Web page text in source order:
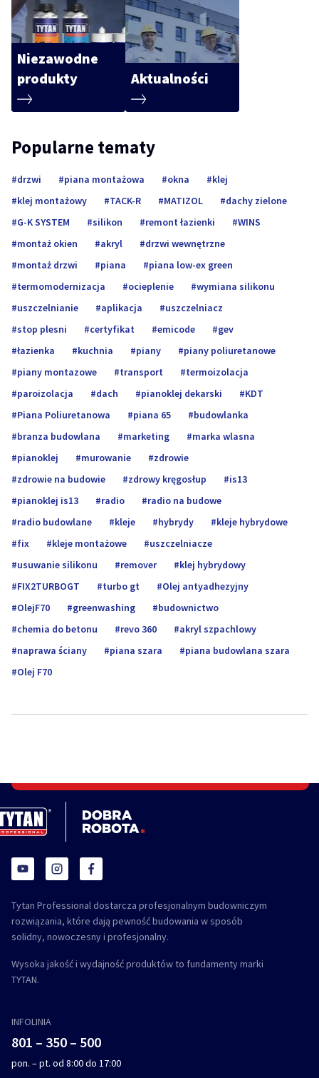
Niezawodne
produkty
Aktualności
Popularne tematy
drzwi piana montażowa okna
klej
klej montażowy
TACK-R MATIZOL
dachy zielone
G-K SYSTEM
silikon remont łazienki
WINS
montaż okien
akryl
drzwi wewnętrzne
montaż drzwi
piana
piana low-ex green
termomodernizacja
ocieplenie
wymiana silikonu
uszczelnianie
aplikacja
uszczelniacz
stop plesni
certyfikat emicode
gev
łazienka
kuchnia piany
piany poliuretanowe
piany montazowe
transport
termoizolacja
paroizolacja
dach pianoklej dekarski
KDT
Piana Poliuretanowa
piana 65
budowlanka
branza budowlana
marketing
marka wlasna
pianoklej
murowanie
zdrowie
zdrowie na budowie
zdrowy kręgosłup
is13
pianoklej is13
radio
radio na budowe
radio budowlane
kleje hybrydy
kleje hybrydowe
fix
kleje montażowe
uszczelniacze
usuwanie silikonu
remover
klej hybrydowy
FIX2TURBOGT
turbo gt
Olej antyadhezyjny
OlejF70
greenwashing
budownictwo
chemia do betonu
revo 360
akryl szpachlowy
naprawa ściany
piana szara
piana budowlana szara
Olej F70
Tytan Professional dostarcza profesjonalnym budowniczym
rozwiązania, które dają pewność budowania w sposób
solidny, nowoczesny i profesjonalny.
Wysoka jakość i wydajność produktów to fundamenty marki
TYTAN.
INFOLINIA
801 – 350 – 500
pon. – pt. od 8:00 do 17:00